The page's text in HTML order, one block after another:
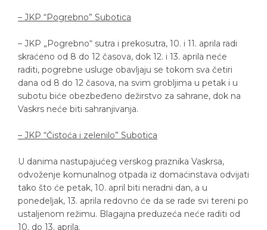
– JKP “Pogrebno” Subotica
– JKP „Pogrebno“ sutra i prekosutra, 10. i 11. aprila radi
skraćeno od 8 do 12 časova, dok 12. i 13. aprila neće
raditi, pogrebne usluge obavljaju se tokom sva četiri
dana od 8 do 12 časova, na svim grobljima u petak i u
subotu biće obezbeđeno dežirstvo za sahrane, dok na
Vaskrs neće biti sahranjivanja.
– JKP “Čistoća i zelenilo” Subotica
U danima nastupajućeg verskog praznika Vaskrsa,
odvoženje komunalnog otpada iz domaćinstava odvijati
tako što će petak, 10. april biti neradni dan, a u
ponedeljak, 13. aprila redovno će da se rade svi tereni po
ustaljenom režimu. Blagajna preduzeća neće raditi od
10. do 13. aprila.